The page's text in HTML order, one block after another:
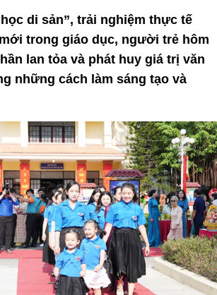
di sản”, trải nghiệm thực tế
trong giáo dục, người trẻ hôm
lan tỏa và phát huy giá trị văn
những cách làm sáng tạo và